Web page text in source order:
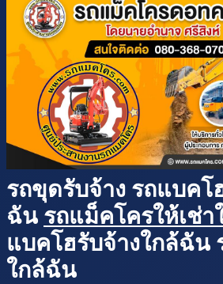
รถขุดรับจ้าง รถแบคโ
ฉัน รถแม็คโครให้เช่
แบคโฮรับจ้างใกล้ฉัน
ใกล้ฉัน